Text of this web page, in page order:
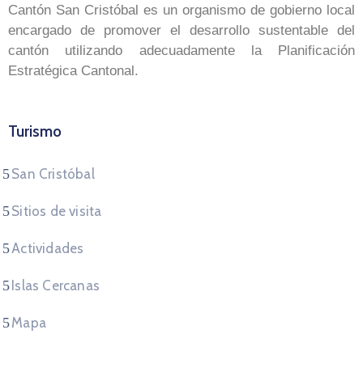
Cantón San Cristóbal es un organismo de gobierno local
encargado de promover el desarrollo sustentable del
cantón utilizando adecuadamente la Planificación
Estratégica Cantonal.
Turismo
San Cristóbal
Sitios de visita
Actividades
Islas Cercanas
Mapa